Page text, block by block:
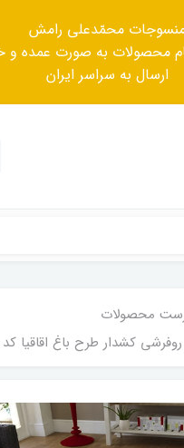
محمّدعلی رامش
محصولات به صورت عمده و
ارسال به سراسر ایران
محصولات
کشدار طرح باغ اقاقیا کد 0225